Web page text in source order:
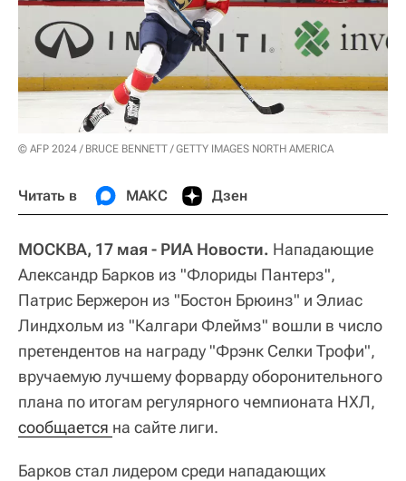
© AFP 2024 / BRUCE BENNETT / GETTY IMAGES NORTH AMERICA
Читать в МАКС Дзен
МОСКВА, 17 мая - РИА Новости. Нападающие
Александр Барков из "Флориды Пантерз",
Патрис Бержерон из "Бостон Брюинз" и Элиас
Линдхольм из "Калгари Флеймз" вошли в число
претендентов на награду "Фрэнк Селки Трофи",
вручаемую лучшему форварду оборонительного
плана по итогам регулярного чемпионата НХЛ,
сообщается на сайте лиги.
Барков стал лидером среди нападающих